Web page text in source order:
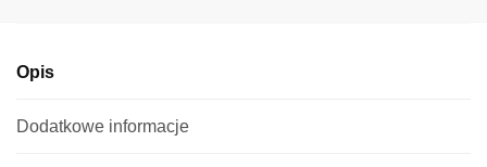
Opis
Dodatkowe informacje